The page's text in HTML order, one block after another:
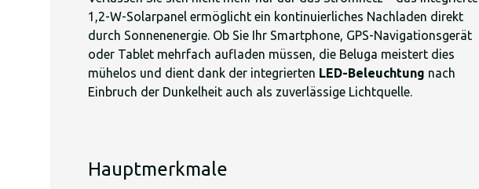
1,2-W-Solarpanel ermöglicht ein kontinuierliches Nachladen direkt
durch Sonnenenergie. Ob Sie Ihr Smartphone, GPS-Navigationsgerät
oder Tablet mehrfach aufladen müssen, die Beluga meistert dies
mühelos und dient dank der integrierten LED-Beleuchtung nach
Einbruch der Dunkelheit auch als zuverlässige Lichtquelle.
Hauptmerkmale